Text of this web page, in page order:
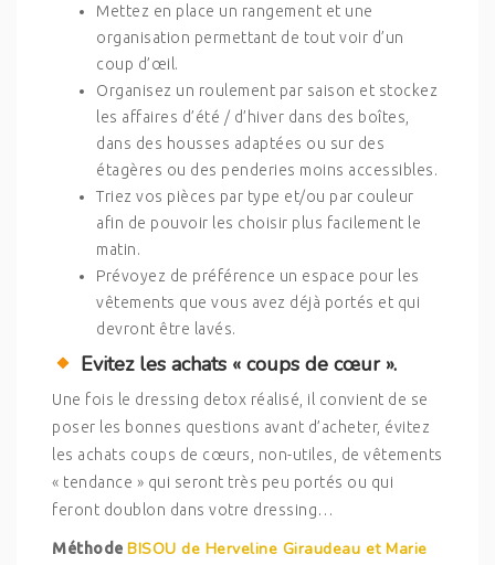
Mettez en place un rangement et une
organisation permettant de tout voir d’un
coup d’œil.
Organisez un roulement par saison et stockez
les affaires d’été / d’hiver dans des boîtes,
dans des housses adaptées ou sur des
étagères ou des penderies moins accessibles.
Triez vos pièces par type et/ou par couleur
afin de pouvoir les choisir plus facilement le
matin.
Prévoyez de préférence un espace pour les
vêtements que vous avez déjà portés et qui
devront être lavés.
Evitez les achats « coups de cœur ».
Une fois le dressing detox réalisé, il convient de se
poser les bonnes questions avant d’acheter, évitez
les achats coups de cœurs, non-utiles, de vêtements
« tendance » qui seront très peu portés ou qui
feront doublon dans votre dressing…
Méthode BISOU de Herveline Giraudeau et Marie